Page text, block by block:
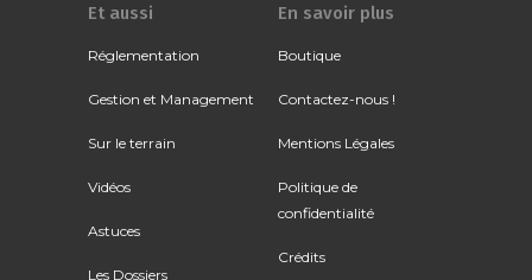
Et aussi
Réglementation
Gestion et Management
Sur le terrain
Vidéos
Astuces
Les Dossiers
En savoir plus
Boutique
Contactez-nous !
Mentions Légales
Politique de
confidentialité
Crédits